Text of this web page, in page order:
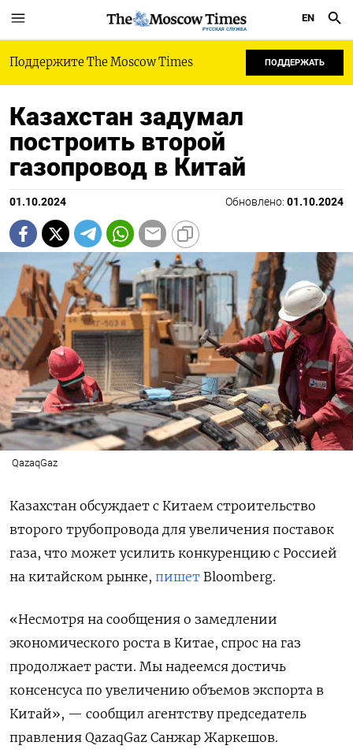
РУССКАЯ СЛУЖБА
EN
Поддержите The Moscow Times ПОДДЕРЖАТЬ
Казахстан задумал
построить второй
газопровод в Китай
01.10.2024 Обновлено: 01.10.2024
QazaqGaz
Казахстан обсуждает с Китаем строительство
второго трубопровода для увеличения поставок
газа, что может усилить конкуренцию с Россией
на китайском рынке, пишет Bloomberg.
«Несмотря на сообщения о замедлении
экономического роста в Китае, спрос на газ
продолжает расти. Мы надеемся достичь
консенсуса по увеличению объемов экспорта в
Китай», — сообщил агентству председатель
правления QazaqGaz Санжар Жаркешов.